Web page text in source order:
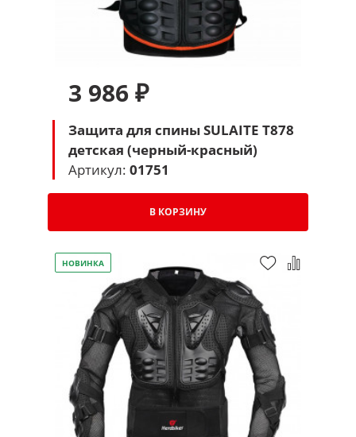
3 986 ₽
Защита для спины SULAITE T878
детская (черный-красный)
Артикул: 01751
В КОРЗИНУ
НОВИНКА